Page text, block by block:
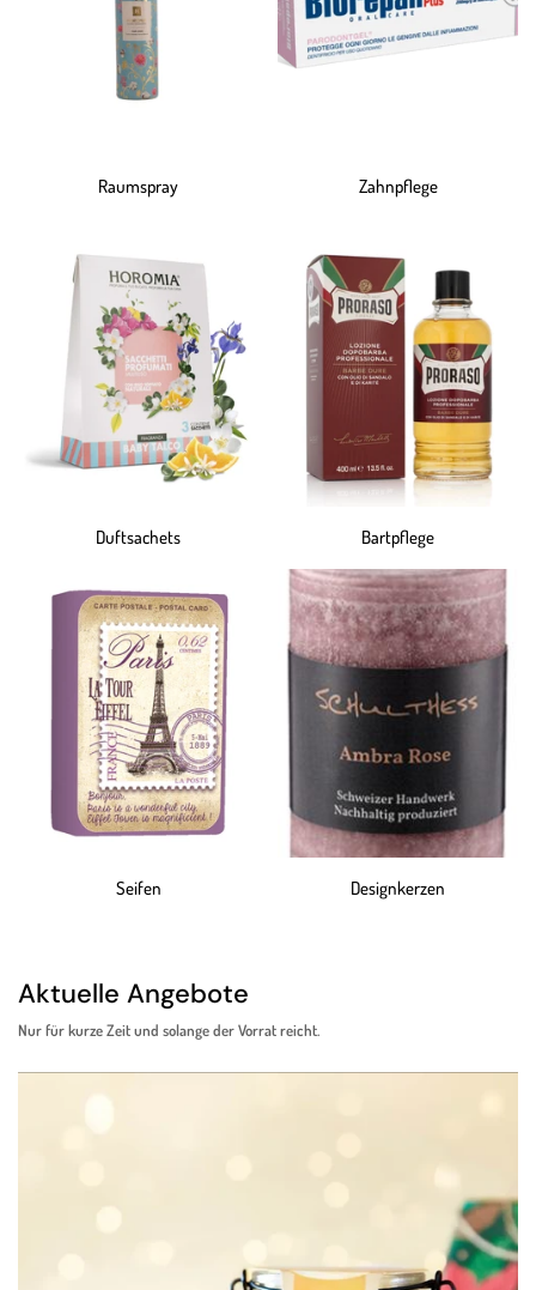
Raumspray Zahnpflege
Duftsachets Bartpflege
Seifen Designkerzen
Aktuelle Angebote
Nur für kurze Zeit und solange der Vorrat reicht.